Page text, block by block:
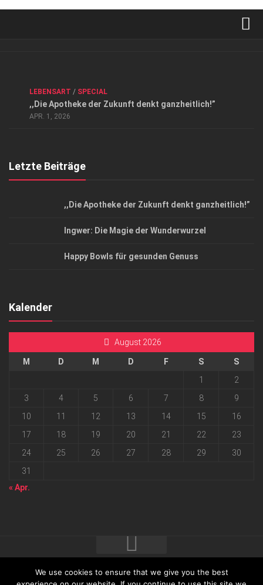
Datenschutzerklärung
Top Magazin Dresden / Ostsachsen
LEBENSART / SPECIAL
,,Die Apotheke der Zukunft denkt ganzheitlich!”
APR. 1, 2026
Letzte Beiträge
,,Die Apotheke der Zukunft denkt ganzheitlich!”
Ingwer: Die Magie der Wunderwurzel
Happy Bowls für gesunden Genuss
Kalender
August 2026
M D M D F S
S
1
2
3
4 5 6 7 8
9
10
11 12 13 14 15
16
17
18 19 20 21 22
23
24
25 26 27 28 29
30
31
« Apr.
We use cookies to ensure that we give you the best